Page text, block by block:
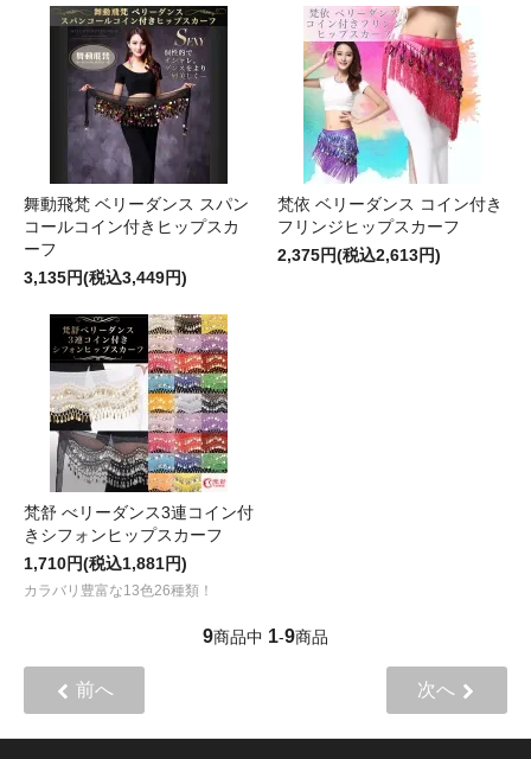
舞動飛梵 ベリーダンス スパン
コールコイン付きヒップスカ
ーフ
3,135円(税込3,449円)
梵依 ベリーダンス コイン付き
フリンジヒップスカーフ
2,375円(税込2,613円)
梵舒 べリーダンス3連コイン付
きシフォンヒップスカーフ
1,710円(税込1,881円)
カラバリ豊富な13色26種類！
9商品中 1-9商品
前へ 次へ